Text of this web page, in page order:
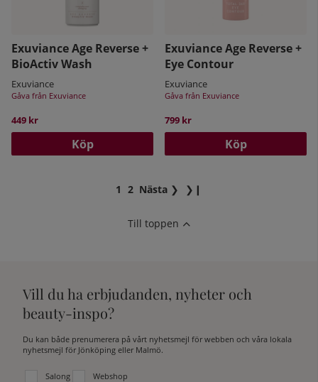
Exuviance Age Reverse +
BioActiv Wash
Exuviance
Gåva från Exuviance
449 kr
Köp
Exuviance Age Reverse +
Eye Contour
Exuviance
Gåva från Exuviance
799 kr
Köp
1 2 Nästa ❯ ❯❙
Till toppen
Vill du ha erbjudanden, nyheter och
beauty-inspo?
Du kan både prenumerera på vårt nyhetsmejl för webben och våra lokala
nyhetsmejl för Jönköping eller Malmö.
Välj vilken lista du vill prenumerera på:
Salong Webshop